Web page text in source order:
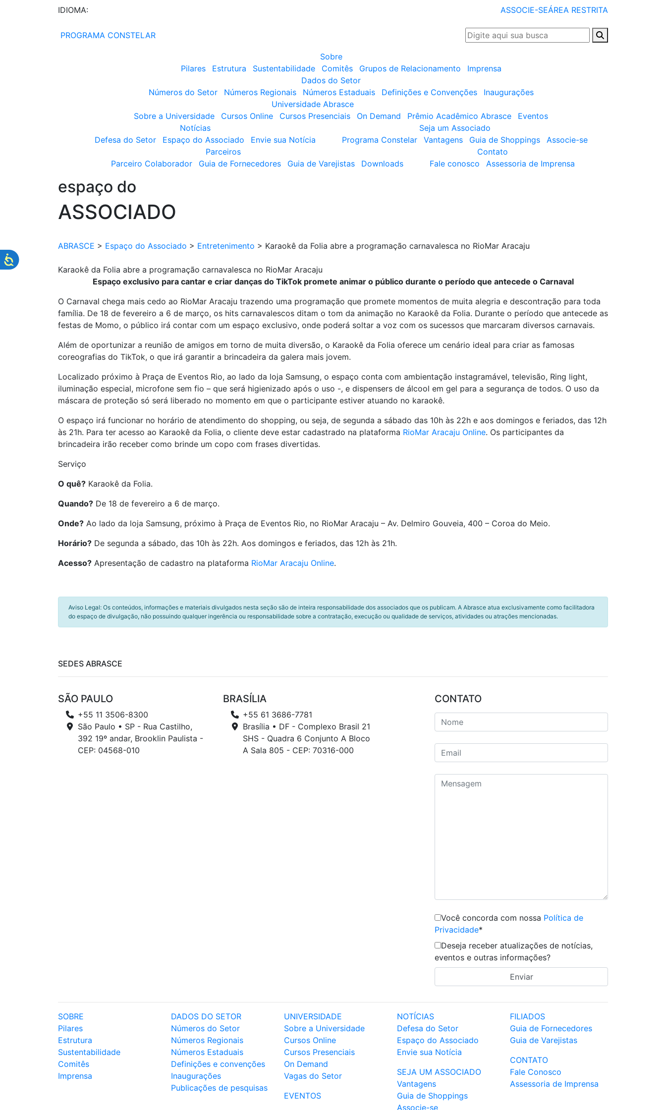
IDIOMA: ASSOCIE-SEÁREA RESTRITA
PROGRAMA CONSTELAR
Sobre
Pilares
Estrutura Sustentabilidade Comitês Grupos de Relacionamento
Imprensa
Dados do Setor
Números do Setor
Números Regionais Números Estaduais Definições e Convenções
Inaugurações
Universidade Abrasce
Sobre a Universidade
Cursos Online Cursos Presenciais On Demand Prêmio Acadêmico Abrasce
Eventos
Notícias
Defesa do Setor
Espaço do Associado Envie sua Notícia
Seja um Associado
Programa Constelar
Vantagens Guia de Shoppings
Associe-se
Parceiros
Parceiro Colaborador
Guia de Fornecedores Guia de Varejistas Downloads
Contato
Fale conosco
Assessoria de Imprensa
espaço do
ASSOCIADO
ABRASCE > Espaço do Associado > Entretenimento > Karaokê da Folia abre a programação carnavalesca no RioMar Aracaju
Karaokê da Folia abre a programação carnavalesca no RioMar Aracaju
Espaço exclusivo para cantar e criar danças do TikTok promete animar o público durante o período que antecede o Carnaval
O Carnaval chega mais cedo ao RioMar Aracaju trazendo uma programação que promete momentos de muita alegria e descontração para toda
família. De 18 de fevereiro a 6 de março, os hits carnavalescos ditam o tom da animação no Karaokê da Folia. Durante o período que antecede as
festas de Momo, o público irá contar com um espaço exclusivo, onde poderá soltar a voz com os sucessos que marcaram diversos carnavais.
Além de oportunizar a reunião de amigos em torno de muita diversão, o Karaokê da Folia oferece um cenário ideal para criar as famosas
coreografias do TikTok, o que irá garantir a brincadeira da galera mais jovem.
Localizado próximo à Praça de Eventos Rio, ao lado da loja Samsung, o espaço conta com ambientação instagramável, televisão, Ring light,
iluminação especial, microfone sem fio – que será higienizado após o uso -, e dispensers de álcool em gel para a segurança de todos. O uso da
máscara de proteção só será liberado no momento em que o participante estiver atuando no karaokê.
O espaço irá funcionar no horário de atendimento do shopping, ou seja, de segunda a sábado das 10h às 22h e aos domingos e feriados, das 12h
às 21h. Para ter acesso ao Karaokê da Folia, o cliente deve estar cadastrado na plataforma RioMar Aracaju Online. Os participantes da
brincadeira irão receber como brinde um copo com frases divertidas.
Serviço
O quê? Karaokê da Folia.
Quando? De 18 de fevereiro a 6 de março.
Onde? Ao lado da loja Samsung, próximo à Praça de Eventos Rio, no RioMar Aracaju – Av. Delmiro Gouveia, 400 – Coroa do Meio.
Horário? De segunda a sábado, das 10h às 22h. Aos domingos e feriados, das 12h às 21h.
Acesso? Apresentação de cadastro na plataforma RioMar Aracaju Online.
Aviso Legal: Os conteúdos, informações e materiais divulgados nesta seção são de inteira responsabilidade dos associados que os publicam. A Abrasce atua exclusivamente como facilitadora
do espaço de divulgação, não possuindo qualquer ingerência ou responsabilidade sobre a contratação, execução ou qualidade de serviços, atividades ou atrações mencionadas.
SEDES ABRASCE
SÃO PAULO
+55 11 3506-8300
São Paulo • SP - Rua Castilho,
392 19º andar, Brooklin Paulista -
CEP: 04568-010
BRASÍLIA
+55 61 3686-7781
Brasília • DF - Complexo Brasil 21
SHS - Quadra 6 Conjunto A Bloco
A Sala 805 - CEP: 70316-000
CONTATO
Você concorda com nossa Política de
Privacidade*
Deseja receber atualizações de notícias,
eventos e outras informações?
SOBRE
Pilares
Estrutura
Sustentabilidade
Comitês
Imprensa
DADOS DO SETOR
Números do Setor
Números Regionais
Números Estaduais
Definições e convenções
Inaugurações
Publicações de pesquisas
UNIVERSIDADE
Sobre a Universidade
Cursos Online
Cursos Presenciais
On Demand
Vagas do Setor
EVENTOS
NOTÍCIAS
Defesa do Setor
Espaço do Associado
Envie sua Notícia
SEJA UM ASSOCIADO
Vantagens
Guia de Shoppings
Associe-se
FILIADOS
Guia de Fornecedores
Guia de Varejistas
CONTATO
Fale Conosco
Assessoria de Imprensa